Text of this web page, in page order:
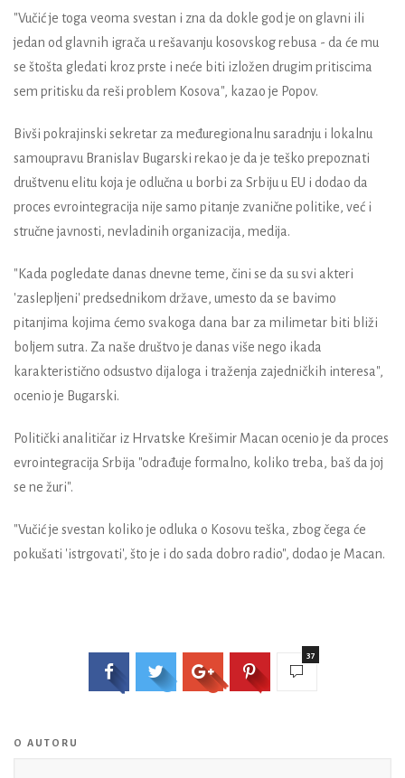
"Vučić je toga veoma svestan i zna da dokle god je on glavni ili
jedan od glavnih igrača u rešavanju kosovskog rebusa - da će mu
se štošta gledati kroz prste i neće biti izložen drugim pritiscima
sem pritisku da reši problem Kosova", kazao je Popov.
Bivši pokrajinski sekretar za međuregionalnu saradnju i lokalnu
samoupravu Branislav Bugarski rekao je da je teško prepoznati
društvenu elitu koja je odlučna u borbi za Srbiju u EU i dodao da
proces evrointegracija nije samo pitanje zvanične politike, već i
stručne javnosti, nevladinih organizacija, medija.
"Kada pogledate danas dnevne teme, čini se da su svi akteri
'zaslepljeni' predsednikom države, umesto da se bavimo
pitanjima kojima ćemo svakoga dana bar za milimetar biti bliži
boljem sutra. Za naše društvo je danas više nego ikada
karakteristično odsustvo dijaloga i traženja zajedničkih interesa",
ocenio je Bugarski.
Politički analitičar iz Hrvatske Krešimir Macan ocenio je da proces
evrointegracija Srbija "odrađuje formalno, koliko treba, baš da joj
se ne žuri".
"Vučić je svestan koliko je odluka o Kosovu teška, zbog čega će
pokušati 'istrgovati', što je i do sada dobro radio", dodao je Macan.
37
O AUTORU